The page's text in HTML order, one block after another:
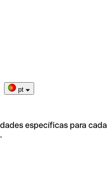
pt
específicas para cada